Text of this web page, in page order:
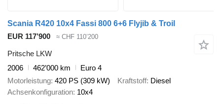
Scania R420 10x4 Fassi 800 6+6 Flyjib & Troil
EUR 117’900
≈ CHF 110’200
Pritsche LKW
2006
462’000 km
Euro 4
Motorleistung 420 PS (309 kW) Kraftstoff Diesel
Achsenkonfiguration 10x4